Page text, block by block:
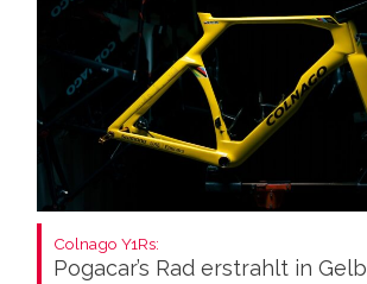
Colnago Y1Rs:
Pogacar’s Rad erstrahlt in Gelb